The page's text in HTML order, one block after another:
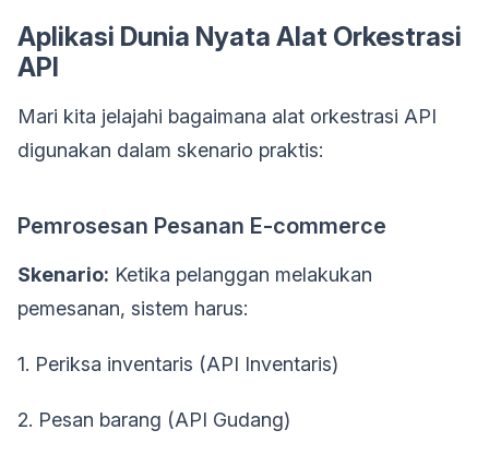
Aplikasi Dunia Nyata Alat Orkestrasi
API
Mari kita jelajahi bagaimana alat orkestrasi API
digunakan dalam skenario praktis:
Pemrosesan Pesanan E-commerce
Skenario: Ketika pelanggan melakukan
pemesanan, sistem harus:
1. Periksa inventaris (API Inventaris)
2. Pesan barang (API Gudang)